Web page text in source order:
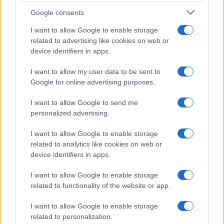
Google consents
I want to allow Google to enable storage
related to advertising like cookies on web or
device identifiers in apps.
I want to allow my user data to be sent to
Google for online advertising purposes.
I want to allow Google to send me
personalized advertising.
I want to allow Google to enable storage
related to analytics like cookies on web or
device identifiers in apps.
I want to allow Google to enable storage
related to functionality of the website or app.
I want to allow Google to enable storage
related to personalization.
a Rheinmetall
Példa nélküli európai együttműködés
A részt vevő országok már elfogadták a
közös műszaki és hadműveleti
követelményeket, a projekt következő
szakaszában pedig ezek alapján elkészülhet
az új harckocsi végleges terve.
Védelmi szakértők szerint a
kezdeményezés mérföldkőnek
számíthat az európai
hadiiparban.